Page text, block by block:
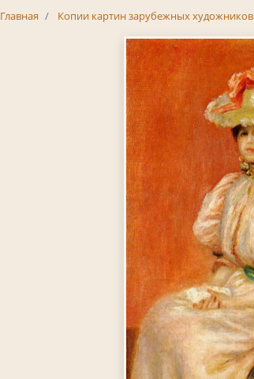
Главная Копии картин зарубежных художников